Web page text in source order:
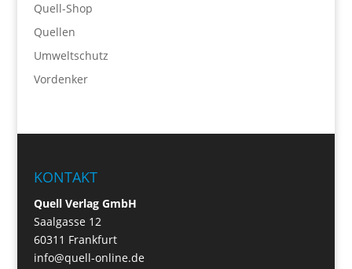
Quell-Shop
Quellen
Umweltschutz
Vordenker
KONTAKT
Quell Verlag GmbH
Saalgasse 12
60311 Frankfurt
info@quell-online.de